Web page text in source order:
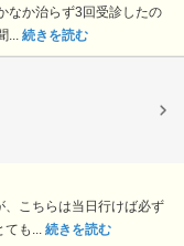
なか治らず3回受診したの
... 続きを読む
こちらは当日行けば必ず
ても... 続きを読む